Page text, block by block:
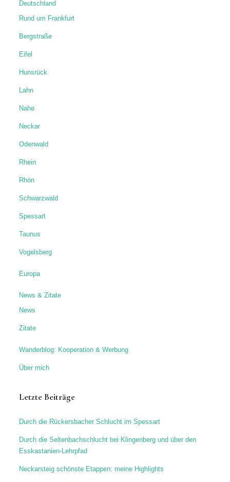
Deutschland
Rund um Frankfurt
Bergstraße
Eifel
Hunsrück
Lahn
Nahe
Neckar
Odenwald
Rhein
Rhön
Schwarzwald
Spessart
Taunus
Vogelsberg
Europa
News & Zitate
News
Zitate
Wanderblog: Kooperation & Werbung
Über mich
Letzte Beiträge
Durch die Rückersbacher Schlucht im Spessart
Durch die Seltenbachschlucht bei Klingenberg und über den
Esskastanien-Lehrpfad
Neckarsteig schönste Etappen: meine Highlights